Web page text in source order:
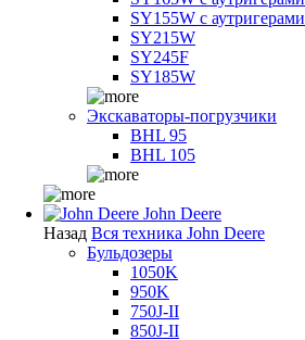
SY155W с аутригерами
SY215W
SY245F
SY185W
Экскаваторы-погрузчики
BHL 95
BHL 105
John Deere
Назад Вся техника John Deere
Бульдозеры
1050K
950K
750J-II
850J-II